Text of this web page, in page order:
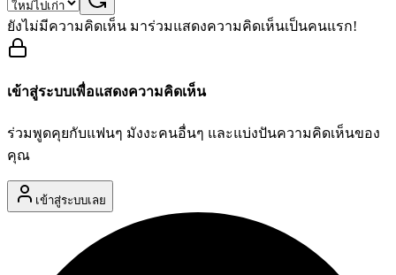
ยังไม่มีความคิดเห็น มาร่วมแสดงความคิดเห็นเป็นคนแรก!
เข้าสู่ระบบเพื่อแสดงความคิดเห็น
ร่วมพูดคุยกับแฟนๆ มังงะคนอื่นๆ และแบ่งปันความคิดเห็นของ
คุณ
เข้าสู่ระบบเลย